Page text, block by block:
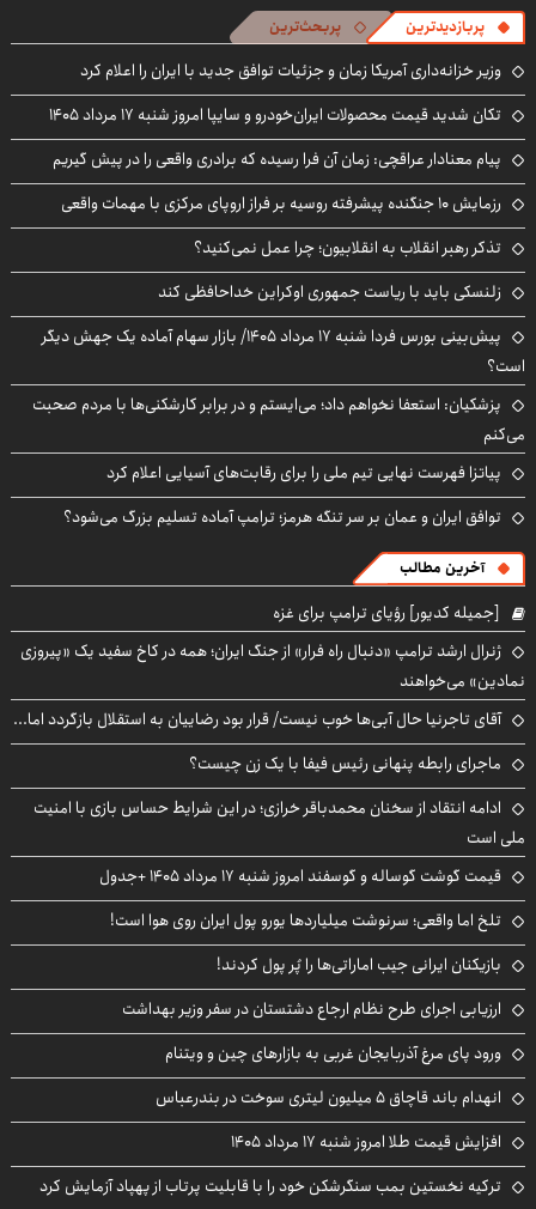
پربازدیدترین پربحث‌ترین
وزیر خزانه‌داری آمریکا زمان و جزئیات توافق جدید با ایران را اعلام کرد
تکان شدید قیمت محصولات ایران‌خودرو و سایپا امروز شنبه ۱۷ مرداد ۱۴۰۵
پیام معنادار عراقچی: زمان آن فرا رسیده که برادری واقعی را در پیش گیریم
رزمایش ۱۰ جنگنده پیشرفته روسیه بر فراز اروپای مرکزی با مهمات واقعی
تذکر رهبر انقلاب به انقلابیون؛ چرا عمل نمی‌کنید؟
زلنسکی باید با ریاست جمهوری اوکراین خداحافظی کند
پیش‌بینی بورس فردا شنبه ۱۷ مرداد ۱۴۰۵/ بازار سهام آماده یک جهش دیگر
است؟
پزشکیان: استعفا نخواهم داد؛ می‌ایستم و در برابر کارشکنی‌ها با مردم صحبت
می‌کنم
پیاتزا فهرست نهایی تیم ملی را برای رقابت‌های آسیایی اعلام کرد
توافق ایران و عمان بر سر تنگه هرمز؛ ترامپ آماده تسلیم بزرگ می‌شود؟
آخرین مطالب
[جمیله کدیور] رؤیای ترامپ برای غزه
ژنرال ارشد ترامپ «دنبال راه فرار» از جنگ ایران؛ همه در کاخ سفید یک «پیروزی
نمادین» می‌خواهند
آقای تاجرنیا حال آبی‌ها خوب نیست/ قرار بود رضاییان به استقلال بازگردد اما...
ماجرای رابطه پنهانی رئیس فیفا با یک زن چیست؟
ادامه انتقاد از سخنان محمدباقر خرازی؛ در این شرایط حساس بازی با امنیت
ملی است
قیمت گوشت گوساله و گوسفند امروز شنبه ۱۷ مرداد ۱۴۰۵ +جدول
تلخ اما واقعی؛ سرنوشت میلیاردها یورو پول ایران روی هوا است!
بازیکنان ایرانی جیب اماراتی‌ها را پُر پول کردند!
ارزیابی اجرای طرح نظام ارجاع دشتستان در سفر وزیر بهداشت
ورود پای مرغ آذربایجان غربی به بازارهای چین و ویتنام
انهدام باند قاچاق ۵ میلیون لیتری سوخت در بندرعباس
افزایش قیمت طلا امروز شنبه ۱۷ مرداد ۱۴۰۵
ترکیه نخستین بمب سنگرشکن خود را با قابلیت پرتاب از پهپاد آزمایش کرد